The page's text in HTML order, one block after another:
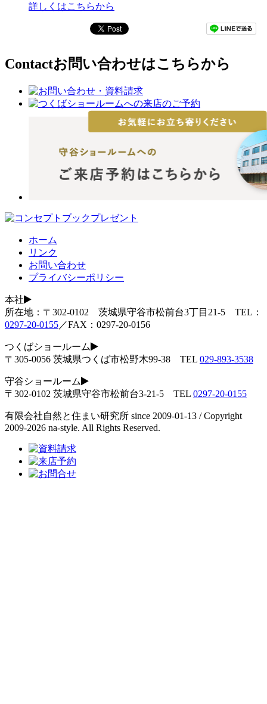
詳しくはこちらから
Contactお問い合わせはこちらから
ホーム
リンク
お問い合わせ
プライバシーポリシー
本社
所在地：〒302-0102 茨城県守谷市松前台3丁目21-5 TEL：
0297-20-0155／FAX：0297-20-0156
つくばショールーム
〒305-0056 茨城県つくば市松野木99-38 TEL 029-893-3538
守谷ショールーム
〒302-0102 茨城県守谷市松前台3-21-5 TEL 0297-20-0155
有限会社自然と住まい研究所 since 2009-01-13 / Copyright
2009-2026 na-style. All Rights Reserved.